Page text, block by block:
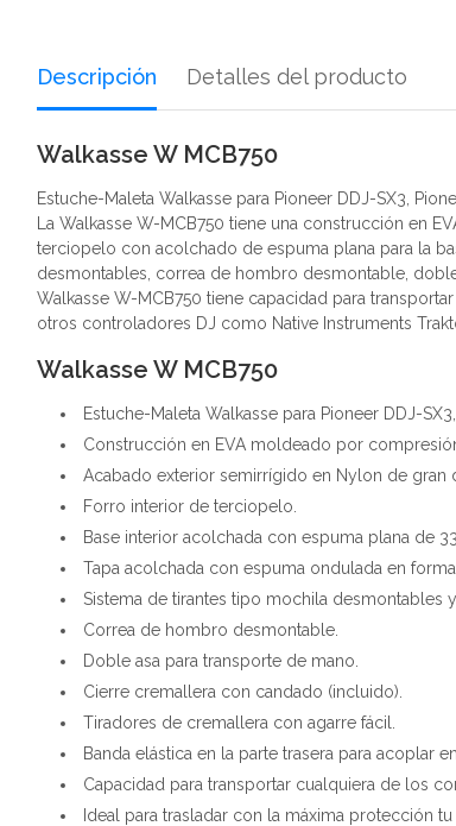
Descripción Detalles del producto
Walkasse W MCB750
Estuche-Maleta Walkasse para Pioneer DDJ-SX3,
La Walkasse W-MCB750 tiene una construcción en
terciopelo con acolchado de espuma plana para la
desmontables, correa de hombro desmontable,
Walkasse W-MCB750 tiene capacidad para
otros controladores DJ como Native Instruments
Walkasse W MCB750
Estuche-Maleta Walkasse para Pioneer DDJ-
Construcción en EVA moldeado por
Acabado exterior semirrígido en Nylon de gran
Forro interior de terciopelo.
Base interior acolchada con espuma plana de
Tapa acolchada con espuma ondulada en
Sistema de tirantes tipo mochila desmontables
Correa de hombro desmontable.
Doble asa para transporte de mano.
Cierre cremallera con candado (incluido).
Tiradores de cremallera con agarre fácil.
Banda elástica en la parte trasera para acoplar
Capacidad para transportar cualquiera de los
Ideal para trasladar con la máxima protección